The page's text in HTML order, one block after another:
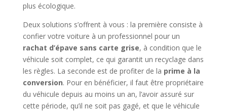
plus écologique.
Deux solutions s’offrent à vous : la première consiste à
confier votre voiture à un professionnel pour un
rachat d’épave sans carte grise, à condition que le
véhicule soit complet, ce qui garantit un recyclage dans
les règles. La seconde est de profiter de la prime à la
conversion. Pour en bénéficier, il faut être propriétaire
du véhicule depuis au moins un an, l’avoir assuré sur
cette période, qu’il ne soit pas gagé, et que le véhicule